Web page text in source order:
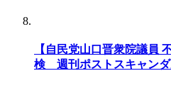
【自民党山口晋衆院議員
検 週刊ポストスキャンダ